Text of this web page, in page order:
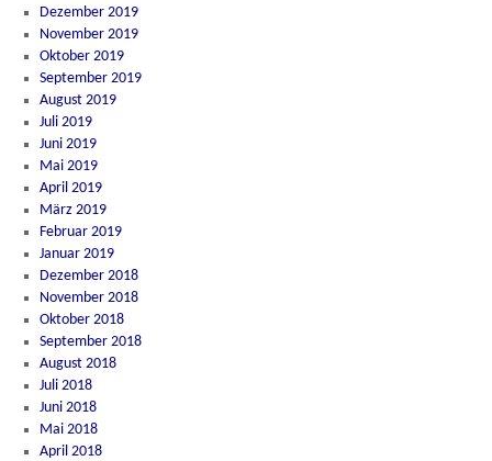
Dezember 2019
November 2019
Oktober 2019
September 2019
August 2019
Juli 2019
Juni 2019
Mai 2019
April 2019
März 2019
Februar 2019
Januar 2019
Dezember 2018
November 2018
Oktober 2018
September 2018
August 2018
Juli 2018
Juni 2018
Mai 2018
April 2018